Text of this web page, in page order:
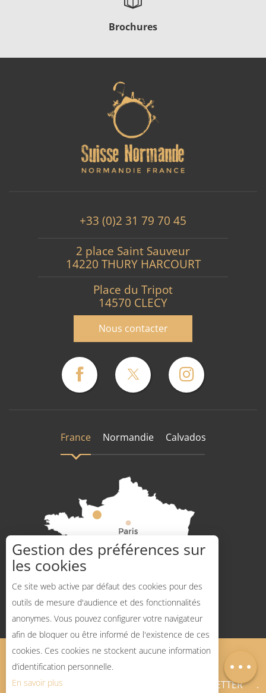
Prestations
Brochures
+33 (0)2 31 79 70 45
2 place Saint Sauveur
14220 THURY HARCOURT
Place du Tripot
14570 CLECY
Nous contacter
France Normandie Calvados
Mentions légales Plan du site
BLOG SPORTS NATURE NEWSLETTER
Gestion des préférences sur
les cookies
Ce site web active par défaut des cookies pour des
outils de mesure d'audience et des fonctionnalités
anonymes. Vous pouvez configurer votre navigateur
afin de bloquer ou être informé de l'existence de ces
cookies. Ces cookies ne stockent aucune information
d’identification personnelle.
En savoir plus